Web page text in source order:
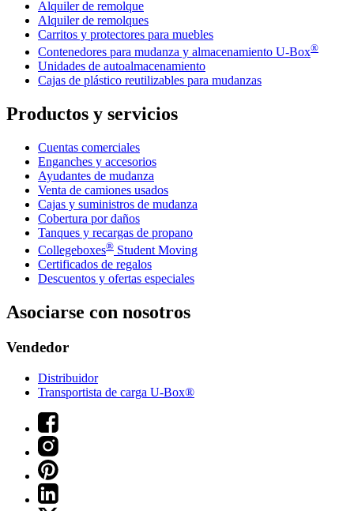
Alquiler de remolque
Alquiler de remolques
Carritos y protectores para muebles
Contenedores para mudanza y almacenamiento U-Box®
Unidades de autoalmacenamiento
Cajas de plástico reutilizables para mudanzas
Productos y servicios
Cuentas comerciales
Enganches y accesorios
Ayudantes de mudanza
Venta de camiones usados
Cajas y suministros de mudanza
Cobertura por daños
Tanques y recargas de propano
Collegeboxes® Student Moving
Certificados de regalos
Descuentos y ofertas especiales
Asociarse con nosotros
Vendedor
Distribuidor
Transportista de carga U-Box®